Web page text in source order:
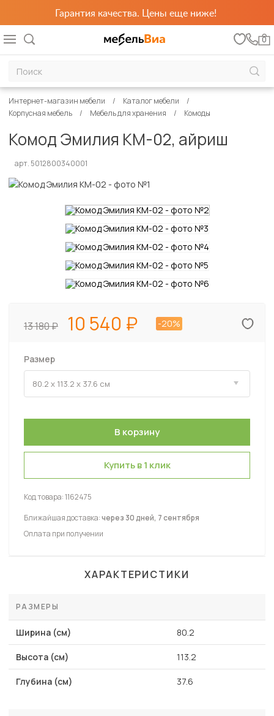
Гарантия качества. Цены еще ниже!
0
Интернет-магазин мебели
Каталог мебели
Корпусная мебель
Мебель для хранения Комоды
Комод Эмилия КМ-02, айриш
арт. 5012800340001
13 180 10 540 -20%
Размер
Купить в 1 клик
Код товара:1162475
Ближайшая доставка:через 30 дней, 7 сентября
Оплата при получении
ХАРАКТЕРИСТИКИ
РАЗМЕРЫ
Ширина (см) 80.2
Высота (см) 113.2
Глубина (см) 37.6